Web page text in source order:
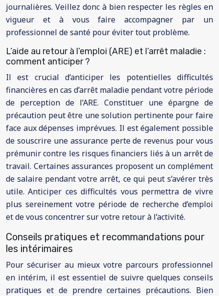
journalières. Veillez donc à bien respecter les règles en
vigueur et à vous faire accompagner par un
professionnel de santé pour éviter tout problème.
L’aide au retour à l’emploi (ARE) et l’arrêt maladie :
comment anticiper ?
Il est crucial d’anticiper les potentielles difficultés
financières en cas d’arrêt maladie pendant votre période
de perception de l’ARE. Constituer une épargne de
précaution peut être une solution pertinente pour faire
face aux dépenses imprévues. Il est également possible
de souscrire une assurance perte de revenus pour vous
prémunir contre les risques financiers liés à un arrêt de
travail. Certaines assurances proposent un complément
de salaire pendant votre arrêt, ce qui peut s’avérer très
utile. Anticiper ces difficultés vous permettra de vivre
plus sereinement votre période de recherche d’emploi
et de vous concentrer sur votre retour à l’activité.
Conseils pratiques et recommandations pour
les intérimaires
Pour sécuriser au mieux votre parcours professionnel
en intérim, il est essentiel de suivre quelques conseils
pratiques et de prendre certaines précautions. Bien